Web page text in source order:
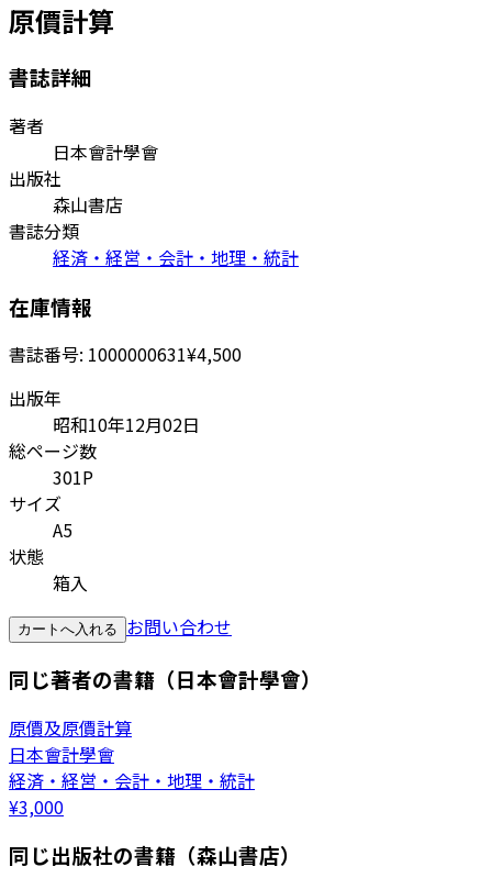
原價計算
書誌詳細
著者
日本會計學會
出版社
森山書店
書誌分類
経済・経営・会計・地理・統計
在庫情報
書誌番号: 1000000631¥4,500
出版年
昭和10年12月02日
総ページ数
301P
サイズ
A5
状態
箱入
カートへ入れる お問い合わせ
同じ著者の書籍（日本會計學會）
原價及原價計算
日本會計學會
経済・経営・会計・地理・統計
¥3,000
同じ出版社の書籍（森山書店）